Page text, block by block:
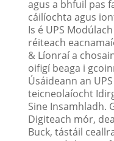
agus a bhfuil pas
cáilíochta agus
Is é UPS
réiteach
& Líonraí a
oifigí beaga i
Úsáideann an
teicneolaíocht
Sine Insamhladh.
Digiteach mór,
Buck, tástáil